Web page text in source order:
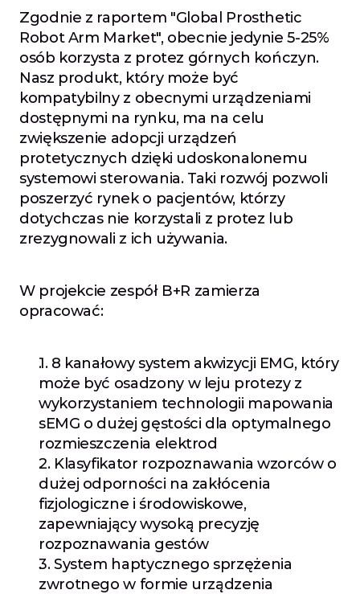
Zgodnie z raportem "Global Prosthetic
Robot Arm Market", obecnie jedynie 5-25%
osób korzysta z protez górnych kończyn.
Nasz produkt, który może być
kompatybilny z obecnymi urządzeniami
dostępnymi na rynku, ma na celu
zwiększenie adopcji urządzeń
protetycznych dzięki udoskonalonemu
systemowi sterowania. Taki rozwój pozwoli
poszerzyć rynek o pacjentów, którzy
dotychczas nie korzystali z protez lub
zrezygnowali z ich używania.
W projekcie zespół B+R zamierza
opracować:
1. 8 kanałowy system akwizycji EMG, który
może być osadzony w leju protezy z
wykorzystaniem technologii mapowania
sEMG o dużej gęstości dla optymalnego
rozmieszczenia elektrod
2. Klasyfikator rozpoznawania wzorców o
dużej odporności na zakłócenia
fizjologiczne i środowiskowe,
zapewniający wysoką precyzję
rozpoznawania gestów
3. System haptycznego sprzężenia
zwrotnego w formie urządzenia